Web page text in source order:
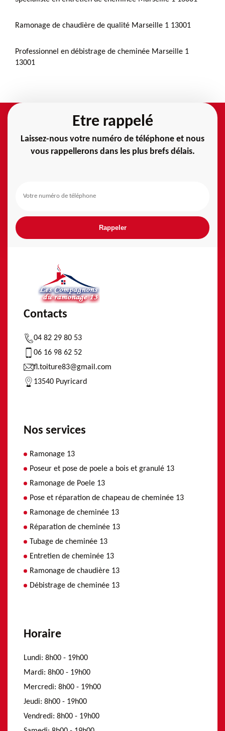
Ramonage de chaudière de qualité Marseille 1 13001
Professionnel en débistrage de cheminée Marseille 1
13001
Etre rappelé
Laissez-nous votre numéro de téléphone et nous
vous rappellerons dans les plus brefs délais.
Contacts
04 82 29 80 53
06 16 98 62 52
fl.toiture83@gmail.com
13540 Puyricard
Nos services
Ramonage 13
Poseur et pose de poele a bois et granulé 13
Ramonage de Poele 13
Pose et réparation de chapeau de cheminée 13
Ramonage de cheminée 13
Réparation de cheminée 13
Tubage de cheminée 13
Entretien de cheminée 13
Ramonage de chaudière 13
Débistrage de cheminée 13
Horaire
Lundi: 8h00 - 19h00
Mardi: 8h00 - 19h00
Mercredi: 8h00 - 19h00
Jeudi: 8h00 - 19h00
Vendredi: 8h00 - 19h00